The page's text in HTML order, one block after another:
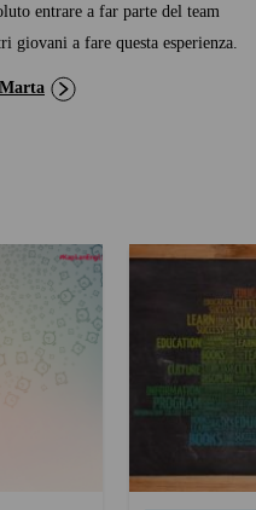
entrare a far parte del team
giovani a fare questa esperienza.